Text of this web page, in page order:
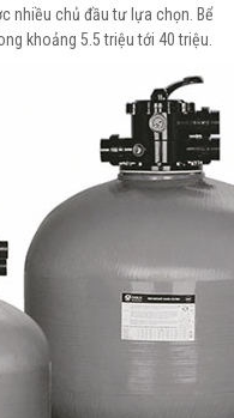
nhiều chủ đầu tư lựa chọn. Bể
khoảng 5.5 triệu tới 40 triệu.